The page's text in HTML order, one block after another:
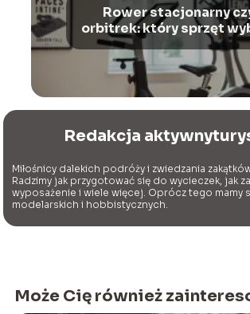
Rower stacjonarny
orbitrek: który sprzęt
dla siebie?
Redakcja
Miłośnicy dalekich podróży i zwiedzania
Radzimy jak przygotować się do wycieczek, jak
wyposażenie i wiele więcej. Oprócz tego mamy
modelarskich i hobbistycznych.
Może Cię również